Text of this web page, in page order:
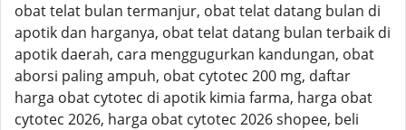
obat telat bulan termanjur, obat telat datang bulan di
apotik dan harganya, obat telat datang bulan terbaik di
apotik daerah, cara menggugurkan kandungan, obat
aborsi paling ampuh, obat cytotec 200 mg, daftar
harga obat cytotec di apotik kimia farma, harga obat
cytotec 2026, harga obat cytotec 2026 shopee, beli